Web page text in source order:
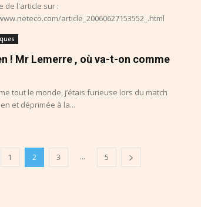
de l'article sur :
article_20060627153552_.html
! Mr Lemerre , où va-t-on comme
tout le monde, j’étais furieuse lors du match
et déprimée à la...
1 2 3 ... 5